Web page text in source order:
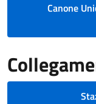
Canone